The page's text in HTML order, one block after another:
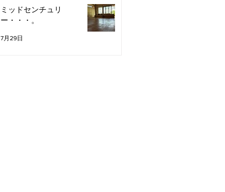
ミッドセンチュリ
ー・・・。
7月29日